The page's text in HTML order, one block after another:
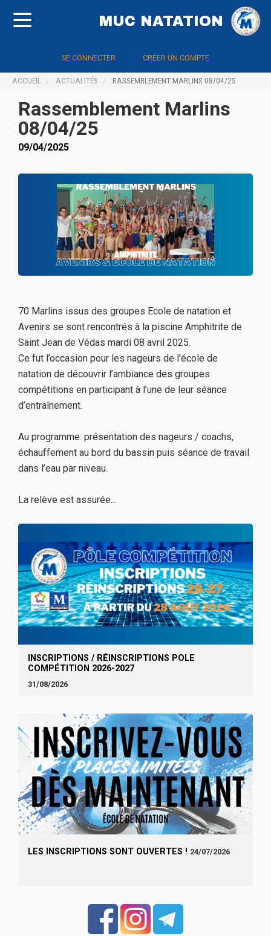
MUC NATATION
SE CONNECTER CRÉER UN COMPTE
ACCUEIL ACTUALITÉS RASSEMBLEMENT MARLINS 08/04/25
Rassemblement Marlins
08/04/25
09/04/2025
70 Marlins issus des groupes Ecole de natation et
Avenirs se sont rencontrés à la piscine Amphitrite de
Saint Jean de Védas mardi 08 avril 2025.
Ce fut l’occasion pour les nageurs de l'école de
natation de découvrir l’ambiance des groupes
compétitions en participant à l’une de leur séance
d’entraînement.
Au programme: présentation des nageurs / coachs,
échauffement au bord du bassin puis séance de travail
dans l’eau par niveau.
La relève est assurée...
INSCRIPTIONS / RÉINSCRIPTIONS POLE
COMPÉTITION 2026-2027
31/08/2026
LES INSCRIPTIONS SONT OUVERTES ! 24/07/2026